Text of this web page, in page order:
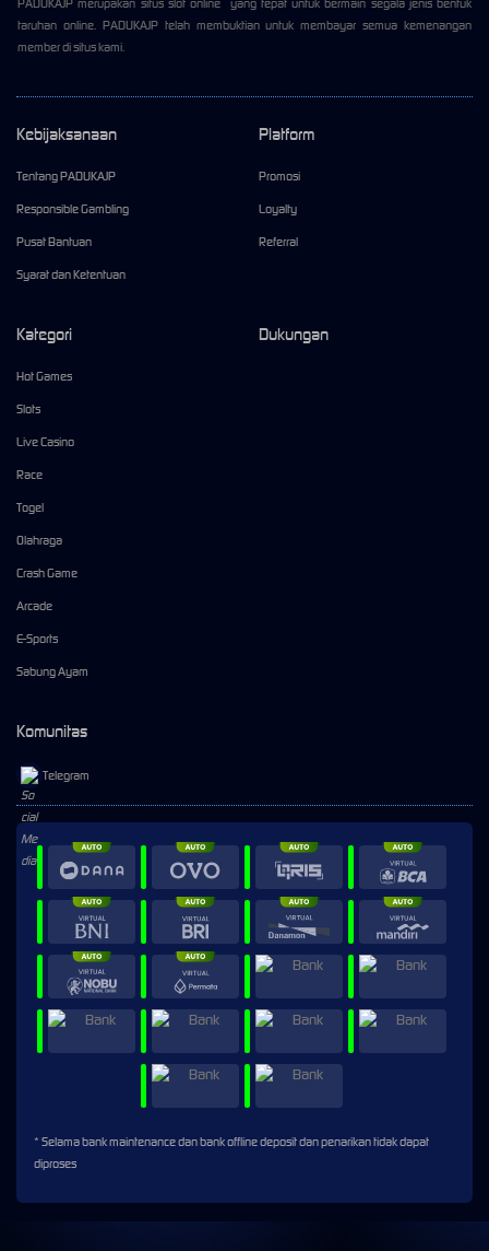
PADUKAJP merupakan situs slot online yang tepat untuk bermain segala jenis bentuk
taruhan online. PADUKAJP telah membuktian untuk membayar semua kemenangan
member di situs kami.
Kebijaksanaan
Tentang PADUKAJP
Responsible Gambling
Pusat Bantuan
Syarat dan Ketentuan
Platform
Promosi
Loyalty
Referral
Kategori
Hot Games
Slots
Live Casino
Race
Togel
Olahraga
Crash Game
Arcade
E-Sports
Sabung Ayam
Dukungan
Komunitas
Telegram
* Selama bank maintenance dan bank offline deposit dan penarikan tidak dapat
diproses